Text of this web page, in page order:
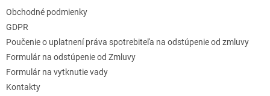
Obchodné podmienky
GDPR
Poučenie o uplatnení práva spotrebiteľa na odstúpenie od zmluvy
Formulár na odstúpenie od Zmluvy
Formulár na vytknutie vady
Kontakty